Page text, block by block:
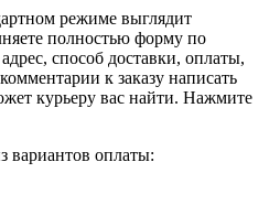
режиме выглядит
полностью форму по
способ доставки, оплаты,
к заказу написать
курьеру вас найти. Нажмите
вариантов оплаты: